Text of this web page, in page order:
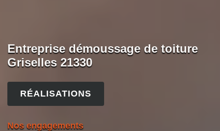
Entreprise démoussage de toiture
Griselles 21330
RÉALISATIONS
Nos engagements